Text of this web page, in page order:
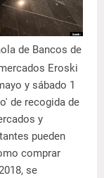
de Bancos de
Eroski
y sábado 1
de recogida de
y
pueden
comprar
se